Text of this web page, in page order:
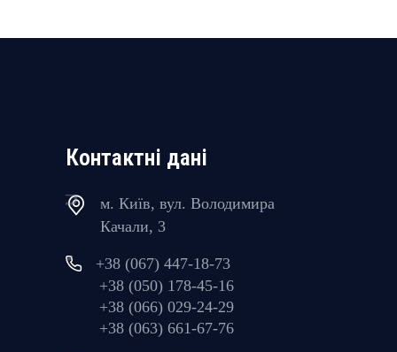
Контактні дані
м. Київ, вул. Володимира
Качали, 3
+38 (067) 447-18-73
+38 (050) 178-45-16
+38 (066) 029-24-29
+38 (063) 661-67-76